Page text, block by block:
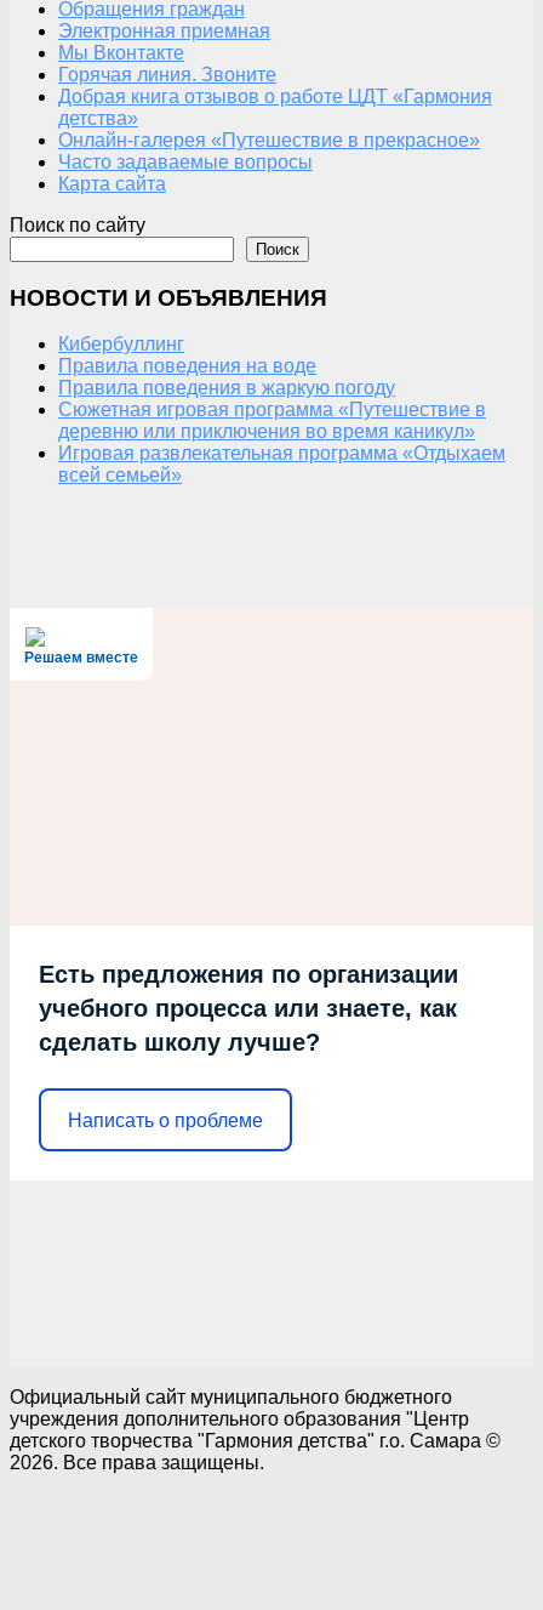
Обращения граждан
Электронная приемная
Мы Вконтакте
Горячая линия. Звоните
Добрая книга отзывов о работе ЦДТ «Гармония
детства»
Онлайн-галерея «Путешествие в прекрасное»
Часто задаваемые вопросы
Карта сайта
Поиск по сайту
Поиск
НОВОСТИ И ОБЪЯВЛЕНИЯ
Кибербуллинг
Правила поведения на воде
Правила поведения в жаркую погоду
Сюжетная игровая программа «Путешествие в
деревню или приключения во время каникул»
Игровая развлекательная программа «Отдыхаем
всей семьей»
Решаем вместе
Есть предложения по организации
учебного процесса или знаете, как
сделать школу лучше?
Написать о проблеме
Официальный сайт муниципального бюджетного
учреждения дополнительного образования "Центр
детского творчества "Гармония детства" г.о. Самара ©
2026. Все права защищены.